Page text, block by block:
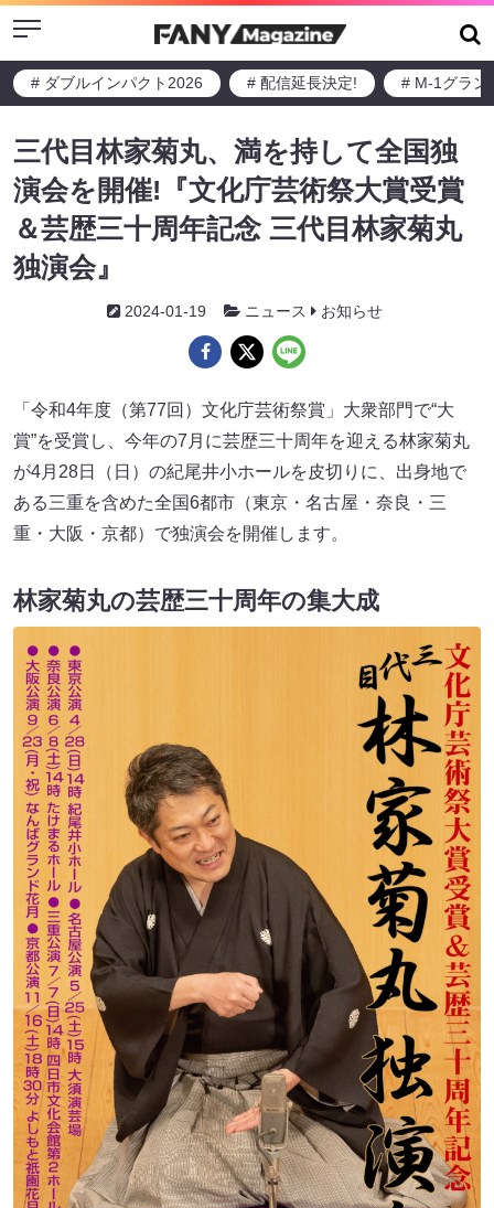
Menu
# ダブルインパクト2026 # 配信延長決定! # M-1グラン
三代目林家菊丸、満を持して全国独
演会を開催!『文化庁芸術祭大賞受賞
＆芸歴三十周年記念 三代目林家菊丸
独演会』
2024-01-19 ニュース お知らせ
「令和4年度（第77回）文化庁芸術祭賞」大衆部門で“大
賞”を受賞し、今年の7月に芸歴三十周年を迎える林家菊丸
が4月28日（日）の紀尾井小ホールを皮切りに、出身地で
ある三重を含めた全国6都市（東京・名古屋・奈良・三
重・大阪・京都）で独演会を開催します。
林家菊丸の芸歴三十周年の集大成